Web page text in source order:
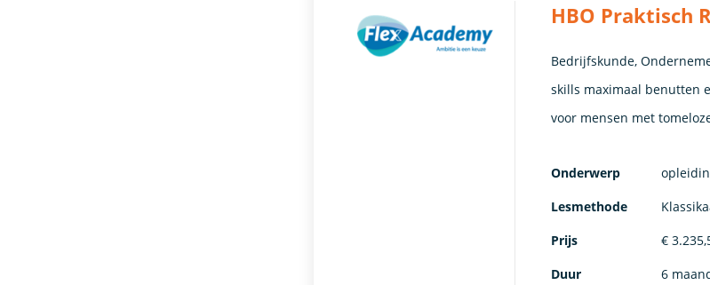
HBO Praktisch
Bedrijfskunde,
skills maximaal benutten
voor mensen met
Onderwerp
Lesmethode
Prijs
€
Duur
6